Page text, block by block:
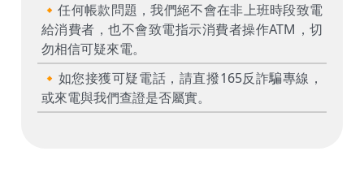
🔸任何帳款問題，我們絕不會在非上班時段致電
給消費者，也不會致電指示消費者操作ATM，切
勿相信可疑來電。
🔸如您接獲可疑電話，請直撥165反詐騙專線，
或來電與我們查證是否屬實。